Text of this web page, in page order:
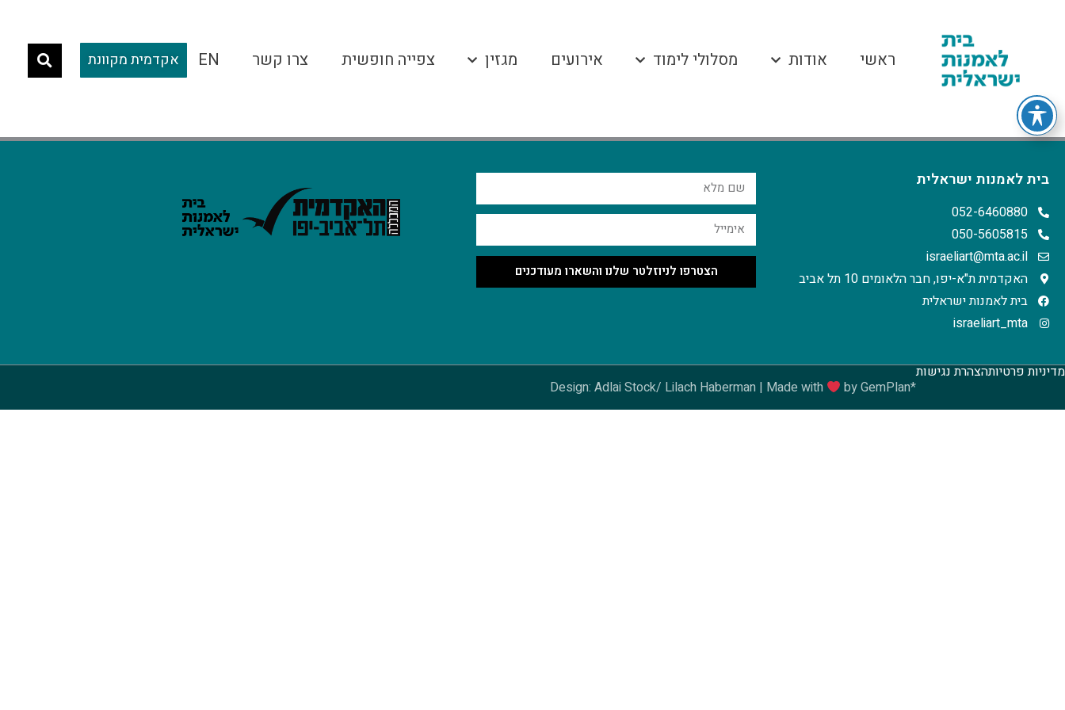
ראשי אודות מסלולי לימוד אירועים מגזין צפייה חופשית צרו קשר EN אקדמית מקוונת
בית לאמנות ישראלית
052-6460880
050-5605815
israeliart@mta.ac.il
האקדמית ת"א-יפו, חבר הלאומים 10 תל אביב
בית לאמנות ישראלית
israeliart_mta
הצטרפו לניוזלטר שלנו והשארו מעודכנים
מדיניות פרטיותהצהרת נגישות
Design: Adlai Stock/ Lilach Haberman | Made with
by GemPlan*